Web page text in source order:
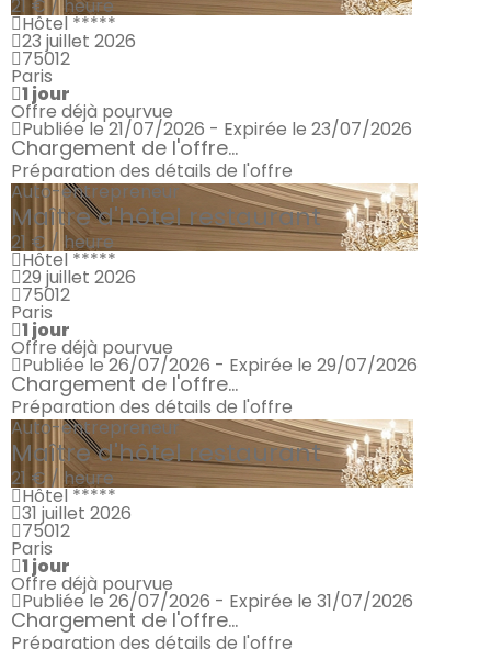
21 € / heure
Hôtel *****
23 juillet 2026
75012
Paris
1 jour
Offre déjà pourvue
Publiée le 21/07/2026 - Expirée le 23/07/2026
Chargement de l'offre...
Préparation des détails de l'offre
Auto-entrepreneur
Maître d'hôtel restaurant
21 € / heure
Hôtel *****
29 juillet 2026
75012
Paris
1 jour
Offre déjà pourvue
Publiée le 26/07/2026 - Expirée le 29/07/2026
Chargement de l'offre...
Préparation des détails de l'offre
Auto-entrepreneur
Maître d'hôtel restaurant
21 € / heure
Hôtel *****
31 juillet 2026
75012
Paris
1 jour
Offre déjà pourvue
Publiée le 26/07/2026 - Expirée le 31/07/2026
Chargement de l'offre...
Préparation des détails de l'offre